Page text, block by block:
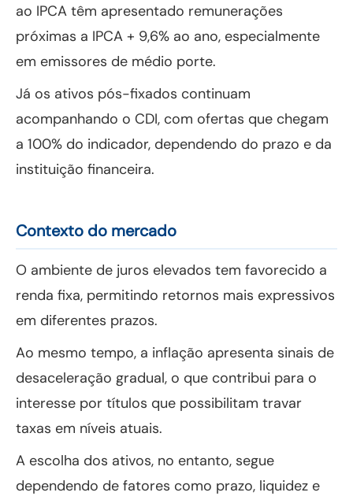
ao IPCA têm apresentado remunerações
próximas a IPCA + 9,6% ao ano, especialmente
em emissores de médio porte.
Já os ativos pós-fixados continuam
acompanhando o CDI, com ofertas que chegam
a 100% do indicador, dependendo do prazo e da
instituição financeira.
Contexto do mercado
O ambiente de juros elevados tem favorecido a
renda fixa, permitindo retornos mais expressivos
em diferentes prazos.
Ao mesmo tempo, a inflação apresenta sinais de
desaceleração gradual, o que contribui para o
interesse por títulos que possibilitam travar
taxas em níveis atuais.
A escolha dos ativos, no entanto, segue
dependendo de fatores como prazo, liquidez e